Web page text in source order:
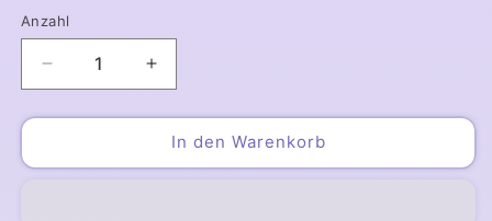
Anzahl
Verringere
die
Menge
Edelsteine
Erhöhe
die
Menge
Edelsteine
In den Warenkorb